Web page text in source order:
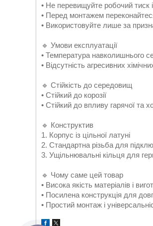
• Не перевищуйте робочий тиск
• Перед монтажем
• Використовуйте лише за
🔹 Умови експлуатації
• Температура навколишнього
• Відсутність агресивних
🔹 Стійкість до середовищ
• Стійкий до корозії
• Стійкий до впливу гарячої та
🔹 Конструктив
1. Корпус із цільної латуні
2. Стандартна різьба для
3. Ущільнювальні кільця для
🔹 Чому саме цей товар
• Висока якість матеріалів і
• Посилена конструкція для
• Простий монтаж і